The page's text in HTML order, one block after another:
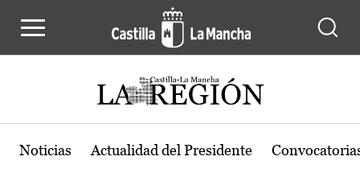
Actualidad de la región de Castilla-
Noticias Actualidad del Presidente